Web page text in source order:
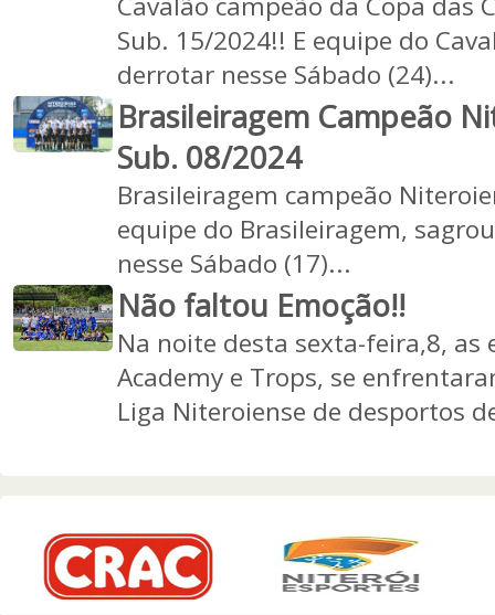
Sub. 15/2024!! E equipe do
derrotar nesse Sábado (24)...
Brasileiragem Campeão
Sub. 08/2024
Brasileiragem campeão
equipe do Brasileiragem,
nesse Sábado (17)...
Não faltou Emoção!!
Na noite desta sexta-feira,8, as
Academy e Trops, se
Liga Niteroiense de desportos